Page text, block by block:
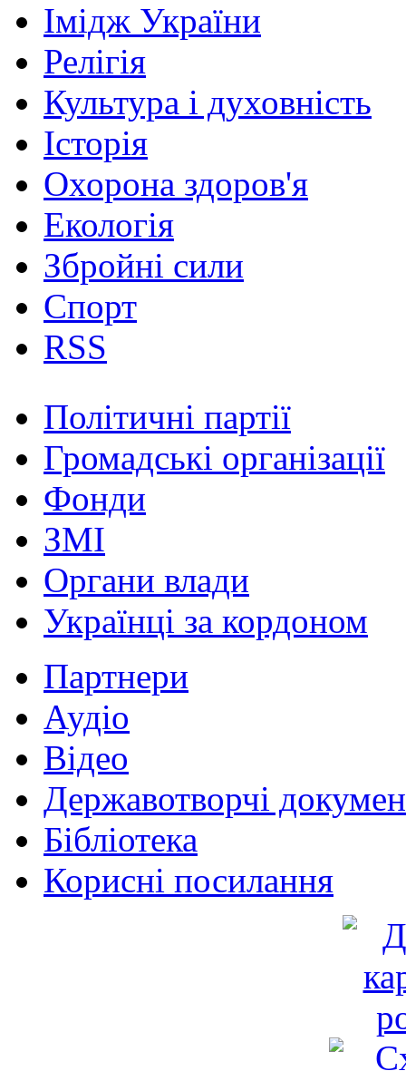
Імідж України
Релігія
Культура і духовність
Історія
Охорона здоров'я
Екологія
Збройні сили
Спорт
RSS
Політичні партії
Громадські організації
Фонди
ЗМІ
Органи влади
Українці за кордоном
Партнери
Аудіо
Відео
Державотворчі
Бібліотека
Корисні посилання